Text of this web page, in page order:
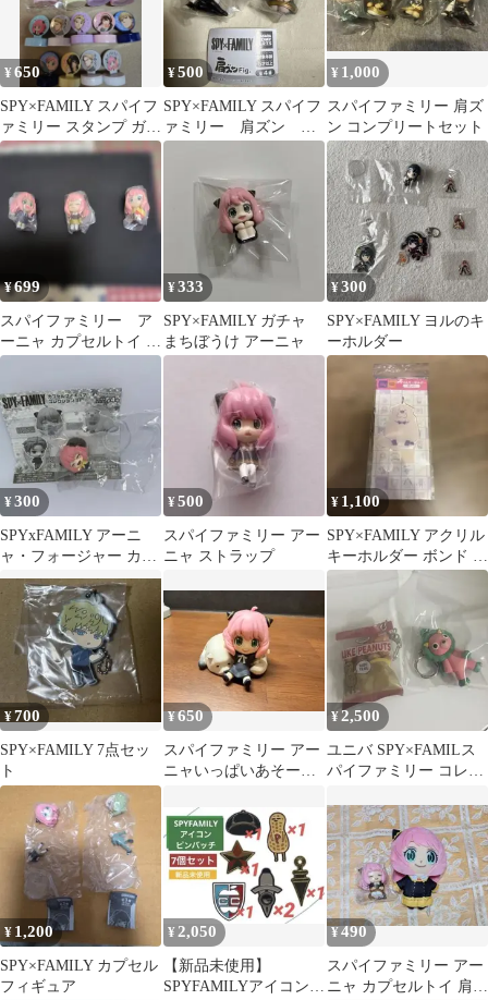
¥650
SPY×FAMILY スパイフ
ァミリー スタンプ ガチ
ャガチャ まとめ売り
¥500
SPY×FAMILY スパイフ
ァミリー 肩ズン ヨ
ル ベッキー 2点 ガ
¥ 1,000
スパイファミリー 肩ズ
ン コンプリートセット
¥699
スパイファミリー ア
ーニャ カプセルトイ 3
体セット
¥333
SPY×FAMILY ガチャ
まちぼうけ アーニャ
¥300
SPY×FAMILY ヨルのキ
ーホルダー
¥300
SPYxFAMILY アーニ
ャ・フォージャー カプ
セルフィギュアコレク
ション 3
¥500
スパイファミリー アー
ニャ ストラップ
¥ 1,100
SPY×FAMILY アクリル
キーホルダー ボンド ハ
ッピートーイ シモジマ
¥700
SPY×FAMILY 7点セッ
ト
¥650
スパイファミリー アー
ニャいっぱいあそーと
ギュア
¥2,500
ユニバ SPY×FAMILス
パイファミリー コレク
¥ 1,200
SPY×FAMILY カプセル
フィギュア
¥ 2,050
【新品未使用】
SPYFAMILYアイコンピ
¥490
スパイファミリー アー
ニャ カプセルトイ 肩ズ